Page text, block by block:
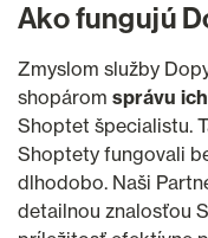
Ako fungujú
Zmyslom služby
shopárom správu
Shoptet špecialistu.
Shoptety fungovali
dlhodobo. Naši
detailnou znalosťou